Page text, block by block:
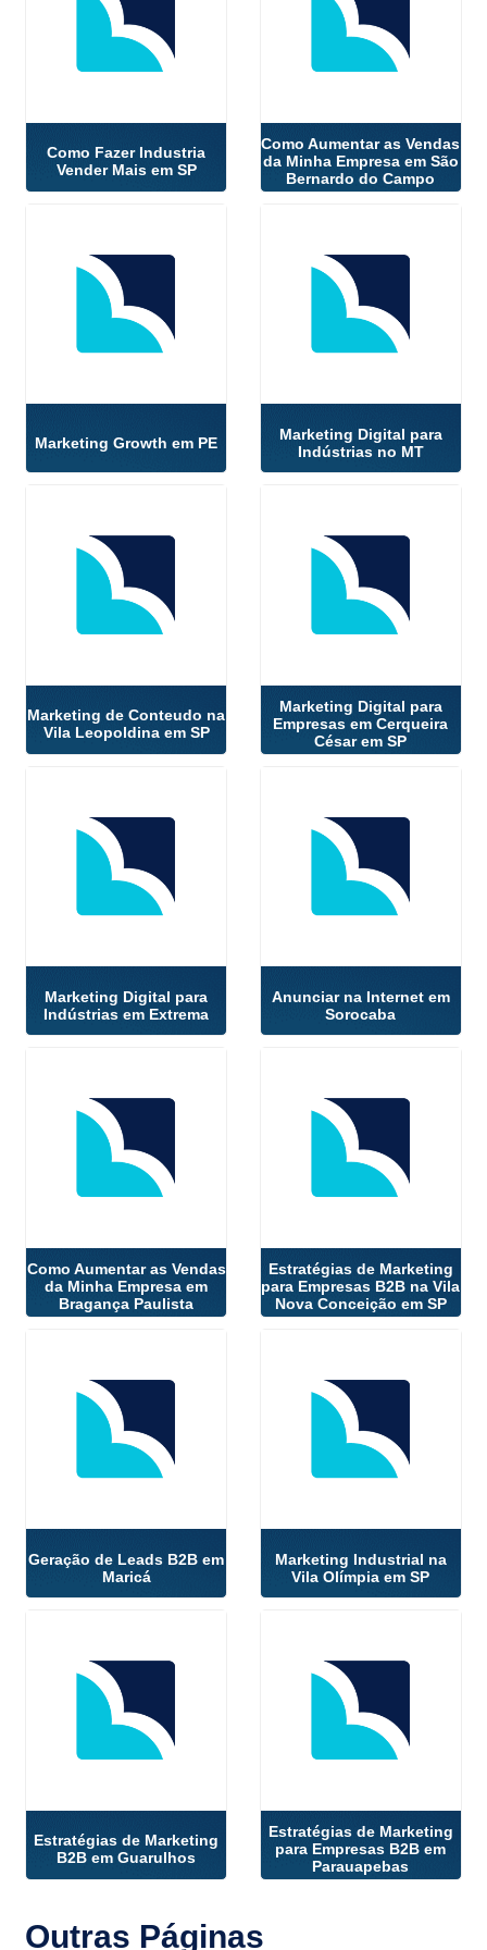
Como Fazer Industria
Vender Mais em SP
Como Aumentar as Vendas
da Minha Empresa em São
Bernardo do Campo
Marketing Growth em PE
Marketing Digital para
Indústrias no MT
Marketing de Conteudo na
Vila Leopoldina em SP
Marketing Digital para
Empresas em Cerqueira
César em SP
Marketing Digital para
Indústrias em Extrema
Anunciar na Internet em
Sorocaba
Como Aumentar as Vendas
da Minha Empresa em
Bragança Paulista
Estratégias de Marketing
para Empresas B2B na Vila
Nova Conceição em SP
Geração de Leads B2B em
Maricá
Marketing Industrial na
Vila Olímpia em SP
Estratégias de Marketing
B2B em Guarulhos
Estratégias de Marketing
para Empresas B2B em
Parauapebas
Outras Páginas